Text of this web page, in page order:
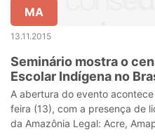
MA
13.11.2015
Seminário mostra o
Escolar Indígena no
A abertura do evento
feira (13), com a presença de
da Amazônia Legal: Acre,